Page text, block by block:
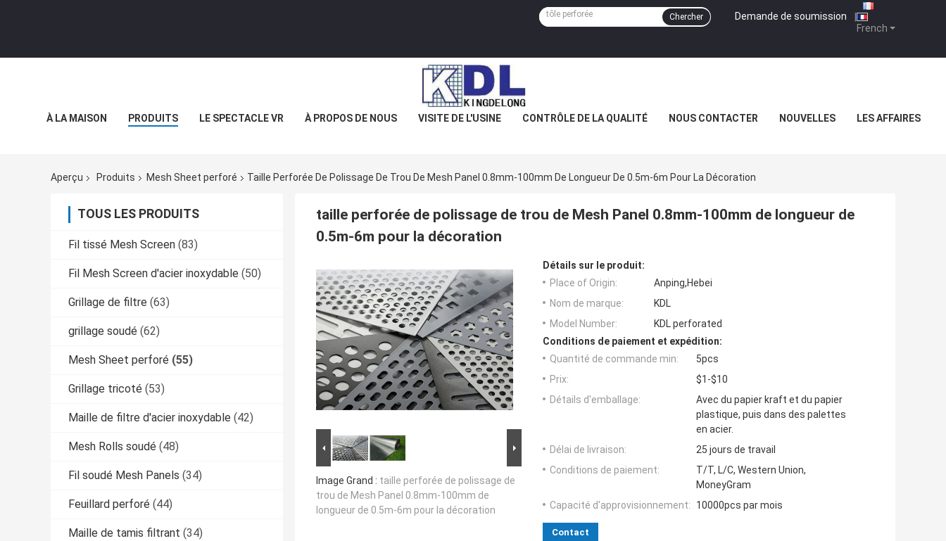
French
Demande de soumission |
Chercher
À LA MAISON PRODUITS LE SPECTACLE VR À PROPOS DE NOUS VISITE DE L'USINE CONTRÔLE DE LA QUALITÉ NOUS CONTACTER NOUVELLES LES AFFAIRES
Aperçu Produits Mesh Sheet perforé Taille Perforée De Polissage De Trou De Mesh Panel 0.8mm-100mm De Longueur De 0.5m-6m Pour La Décoration
TOUS LES PRODUITS
Fil tissé Mesh Screen (83)
Fil Mesh Screen d'acier inoxydable (50)
Grillage de filtre (63)
grillage soudé (62)
Mesh Sheet perforé (55)
Grillage tricoté (53)
Maille de filtre d'acier inoxydable (42)
Mesh Rolls soudé (48)
Fil soudé Mesh Panels (34)
Feuillard perforé (44)
Maille de tamis filtrant (34)
taille perforée de polissage de trou de Mesh Panel 0.8mm-100mm de longueur de
0.5m-6m pour la décoration
Image Grand : taille perforée de polissage de
trou de Mesh Panel 0.8mm-100mm de
longueur de 0.5m-6m pour la décoration
Détails sur le produit:
Place of Origin:
Anping,Hebei
Nom de marque:
KDL
Model Number:
KDL perforated
Conditions de paiement et expédition:
Quantité de commande min:
5pcs
Prix:
$1-$10
Détails d'emballage:
Avec du papier kraft et du papier
plastique, puis dans des palettes
en acier.
Délai de livraison:
25 jours de travail
Conditions de paiement:
T/T, L/C, Western Union,
MoneyGram
Capacité d'approvisionnement:
10000pcs par mois
Contact